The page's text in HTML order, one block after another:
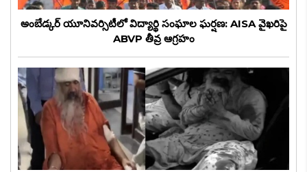
అంబేడ్కర్ యూనివర్సిటీలో విద్యార్థి సంఘాల ఘర్షణ: AISA వైఖరిపై
ABVP తీవ్ర ఆగ్రహం